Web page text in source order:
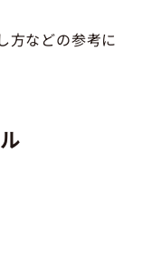
方などの参考に